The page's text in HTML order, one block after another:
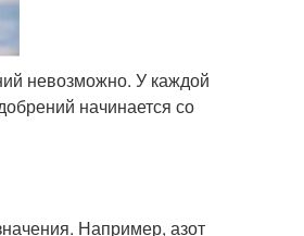
невозможно. У каждой
начинается со
Например, азот